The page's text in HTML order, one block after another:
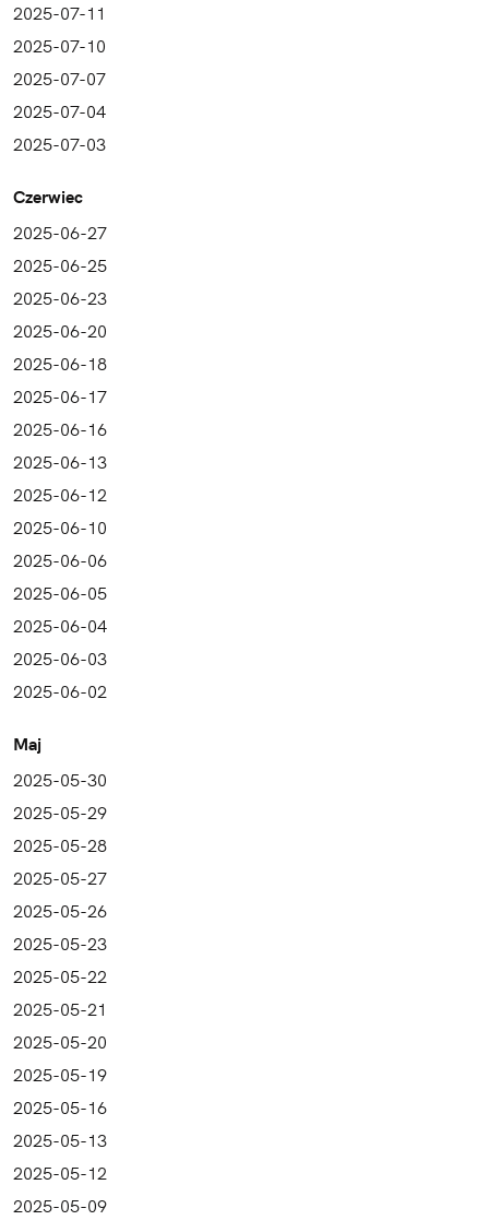
2025-07-11
2025-07-10
2025-07-07
2025-07-04
2025-07-03
Czerwiec
2025-06-27
2025-06-25
2025-06-23
2025-06-20
2025-06-18
2025-06-17
2025-06-16
2025-06-13
2025-06-12
2025-06-10
2025-06-06
2025-06-05
2025-06-04
2025-06-03
2025-06-02
Maj
2025-05-30
2025-05-29
2025-05-28
2025-05-27
2025-05-26
2025-05-23
2025-05-22
2025-05-21
2025-05-20
2025-05-19
2025-05-16
2025-05-13
2025-05-12
2025-05-09